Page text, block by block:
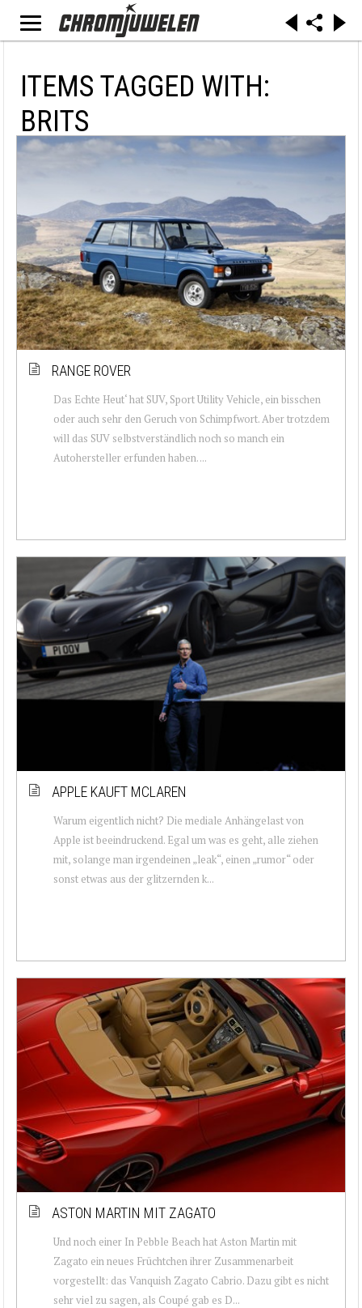
ITEMS TAGGED WITH:
BRITS
RANGE ROVER
Das Echte Heut‘ hat SUV, Sport Utility Vehicle, ein bisschen
oder auch sehr den Geruch von Schimpfwort. Aber trotzdem
will das SUV selbstverständlich noch so manch ein
Autohersteller erfunden haben. ...
APPLE KAUFT MCLAREN
Warum eigentlich nicht? Die mediale Anhängelast von
Apple ist beeindruckend. Egal um was es geht, alle ziehen
mit, solange man irgendeinen „leak“, einen „rumor“ oder
sonst etwas aus der glitzernden k...
ASTON MARTIN MIT ZAGATO
Und noch einer In Pebble Beach hat Aston Martin mit
Zagato ein neues Früchtchen ihrer Zusammenarbeit
vorgestellt: das Vanquish Zagato Cabrio. Dazu gibt es nicht
sehr viel zu sagen, als Coupé gab es D...